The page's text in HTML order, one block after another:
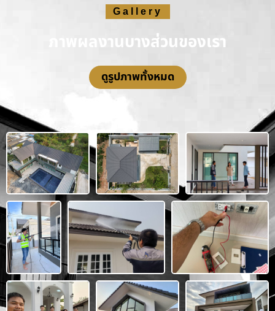
Gallery
ภาพผลงานบางส่วนของเรา
ดูรูปภาพทั้งหมด